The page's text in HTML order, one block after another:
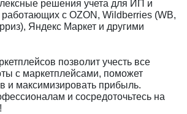
решения учета для ИП и
с OZON, Wildberries (WB,
Яндекс Маркет и другими
позволит учесть все
с маркетплейсами, поможет
и максимизировать прибыль.
и сосредоточьтесь на